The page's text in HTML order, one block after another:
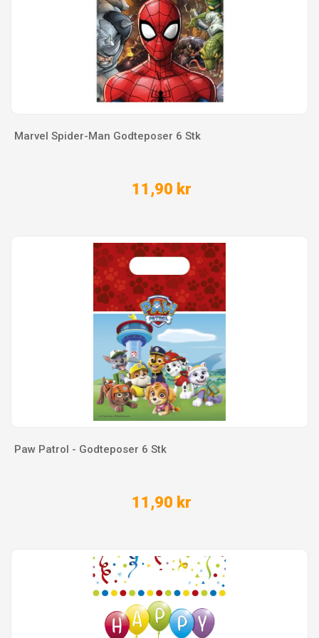
Marvel Spider-Man Godteposer 6 Stk
11,90 kr
Paw Patrol - Godteposer 6 Stk
11,90 kr